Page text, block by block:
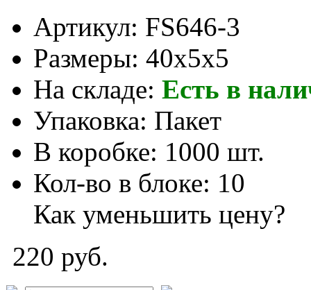
Артикул: FS646-3
Размеры: 40x5x5
На складе: Есть в
Упаковка: Пакет
В коробке: 1000 шт.
Кол-во в блоке: 10
Как уменьшить цену?
220 руб.